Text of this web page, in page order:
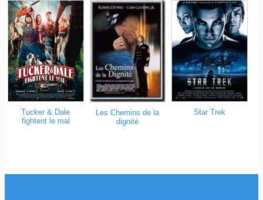
Tucker & Dale
fightent le mal
Les Chemins de la
dignité
Star Trek